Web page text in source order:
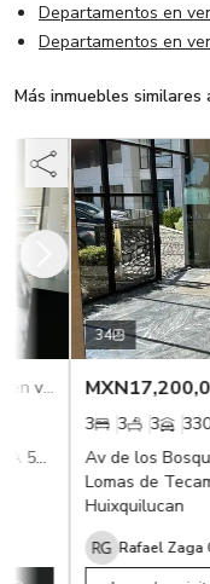
Departamentos en
Departamentos en
Más inmuebles
Departamento en venta
AVENIDA SECRETARIA DE MARINA 571
34
MXN
3 3
330
Av de los
Lomas de
Huixquilucan
Rafael Zaga